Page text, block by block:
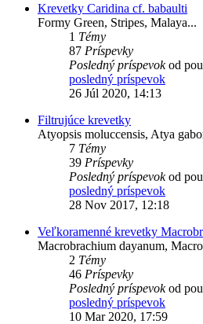
Krevetky Caridina cf. babaulti
Formy Green, Stripes, Malaya...
1 Témy
87 Príspevky
Posledný príspevokod
posledný príspevok
26 Júl 2020, 14:13
Filtrujúce krevetky
Atyopsis moluccensis, Atya
7 Témy
39 Príspevky
Posledný príspevokod
posledný príspevok
28 Nov 2017, 12:18
Veľkoramenné krevetky
Macrobrachium dayanum,
2 Témy
46 Príspevky
Posledný príspevokod
posledný príspevok
10 Mar 2020, 17:59